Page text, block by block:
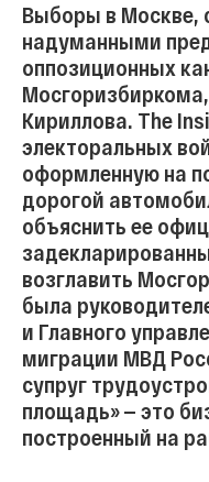
Выборы в Москве,
надуманными
оппозиционных
Кириллова. The
электоральных
оформленную на
дорогой
объяснить ее
возглавить
была
и Главного
миграции МВД
супруг
площадь» — это
построенный на